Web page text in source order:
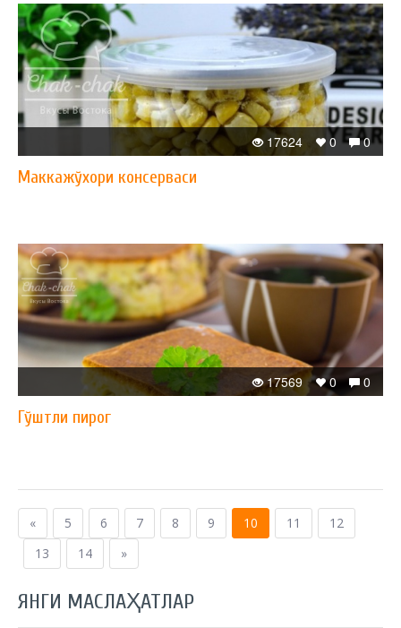
0
0
17624
Маккажўхори консерваси
0
0
17569
Гўштли пирог
« 5 6 7 8 9 10 11
12
13
14 »
ЯНГИ МАСЛАҲАТЛАР